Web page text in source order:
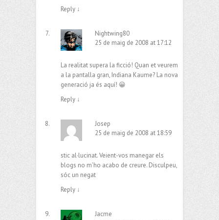
Reply ↓
Nightwing80
25 de maig de 2008 at 17:12
La realitat supera la ficció! Quan et veurem
a la pantalla gran, Indiana Kaume? La nova
generació ja és aquí! 😀
Reply ↓
Josep
25 de maig de 2008 at 18:59
stic al·lucinat. Veient-vos manegar els
blogs no m’ho acabo de creure. Disculpeu,
sóc un negat
Reply ↓
Jacme